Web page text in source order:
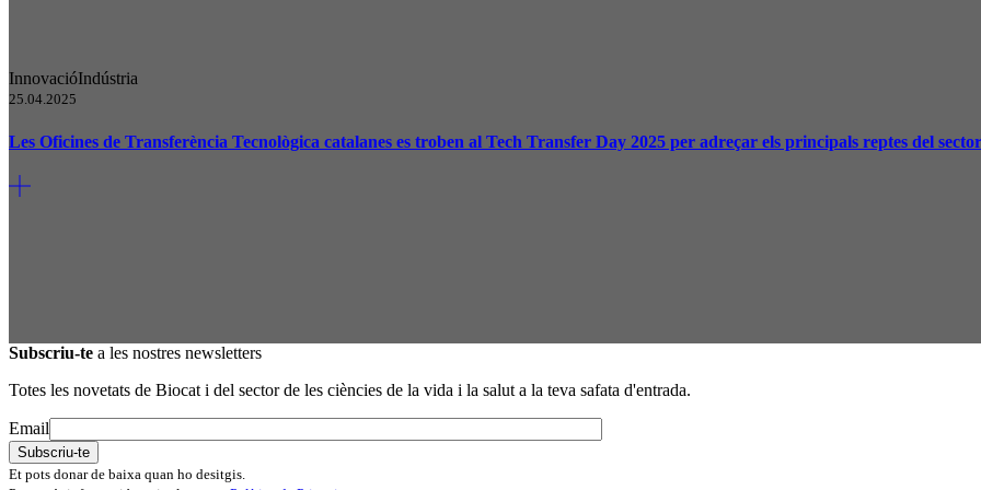
InnovacióIndústria
25.04.2025
Les Oficines de Transferència Tecnològica catalanes es troben al Tech Transfer Day 2025 per adreçar els principals reptes del sector
Subscriu-te a les nostres newsletters
Totes les novetats de Biocat i del sector de les ciències de la vida i la salut a la teva safata d'entrada.
Email
Et pots donar de baixa quan ho desitgis.